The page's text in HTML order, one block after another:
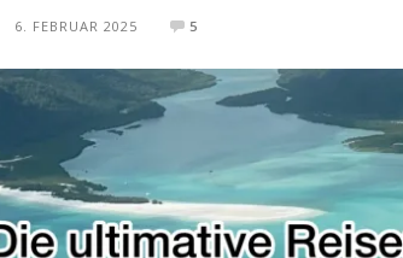
6. FEBRUAR 2025 5